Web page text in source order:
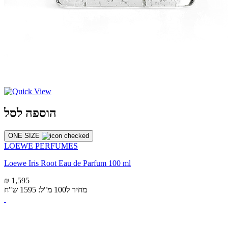
הוספה לסל
ONE SIZE
LOEWE PERFUMES
Loewe Iris Root Eau de Parfum 100 ml
₪ 1,595
מחיר ל100 מ"ל: 1595 ש"ח